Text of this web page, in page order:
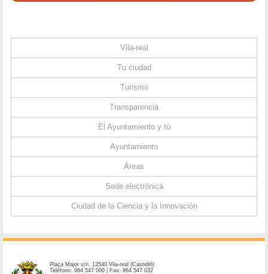
Vila-real
Tu ciudad
Turismo
Transparencia
El Ayuntamiento y tú
Ayuntamiento
Áreas
Sede electrónica
Ciudad de la Ciencia y la Innovación
Plaça Major s/n. 12540 Vila-real (Castelló)
Teléfono: 964 547 000 | Fax: 964 547 032